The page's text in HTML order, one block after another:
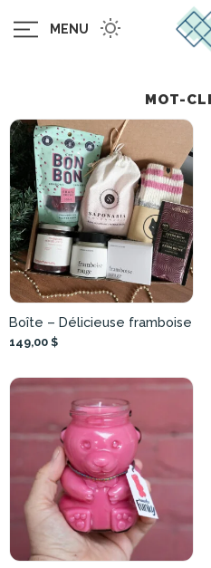
MENU
MOT-
Boîte – Délicieuse framboise
149,00 $